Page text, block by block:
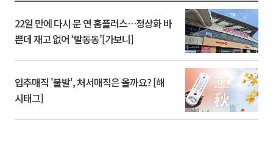
22일 만에 다시 문 연 홈플러스…정상화 바
쁜데 재고 없어 ‘발동동’[가보니]
입추매직 '불발', 처서매직은 올까요? [해
시태그]